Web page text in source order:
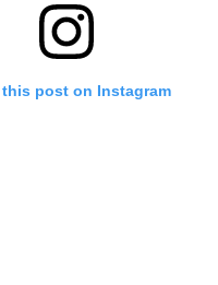
this post on Instagram